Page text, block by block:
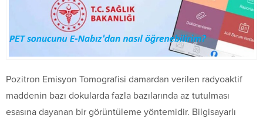
Pozitron Emisyon Tomografisi damardan verilen radyoaktif
maddenin bazı dokularda fazla bazılarında az tutulması
esasına dayanan bir görüntüleme yöntemidir. Bilgisayarlı